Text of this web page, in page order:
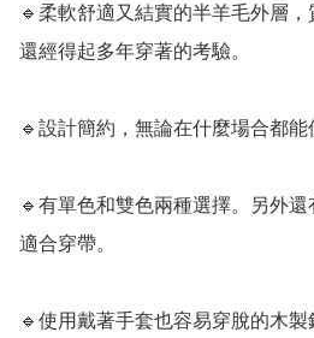
🔹柔軟舒適又結實的半羊毛外層，
還經得起多年穿著的考驗。
🔹設計簡約，無論在什麼場合都能
🔹有單色和雙色兩種選擇。另外
適合穿帶。
🔹使用戴著手套也容易穿脫的木製